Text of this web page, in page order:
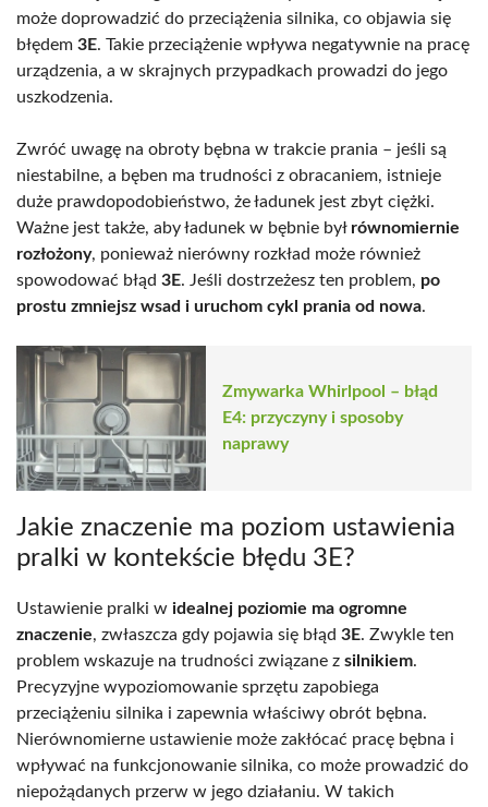
może doprowadzić do przeciążenia silnika, co objawia się
błędem 3E. Takie przeciążenie wpływa negatywnie na pracę
urządzenia, a w skrajnych przypadkach prowadzi do jego
uszkodzenia.
Zwróć uwagę na obroty bębna w trakcie prania – jeśli są
niestabilne, a bęben ma trudności z obracaniem, istnieje
duże prawdopodobieństwo, że ładunek jest zbyt ciężki.
Ważne jest także, aby ładunek w bębnie był równomiernie
rozłożony, ponieważ nierówny rozkład może również
spowodować błąd 3E. Jeśli dostrzeżesz ten problem, po
prostu zmniejsz wsad i uruchom cykl prania od nowa.
Zmywarka Whirlpool – błąd
E4: przyczyny i sposoby
naprawy
Jakie znaczenie ma poziom ustawienia
pralki w kontekście błędu 3E?
Ustawienie pralki w idealnej poziomie ma ogromne
znaczenie, zwłaszcza gdy pojawia się błąd 3E. Zwykle ten
problem wskazuje na trudności związane z silnikiem.
Precyzyjne wypoziomowanie sprzętu zapobiega
przeciążeniu silnika i zapewnia właściwy obrót bębna.
Nierównomierne ustawienie może zakłócać pracę bębna i
wpływać na funkcjonowanie silnika, co może prowadzić do
niepożądanych przerw w jego działaniu. W takich